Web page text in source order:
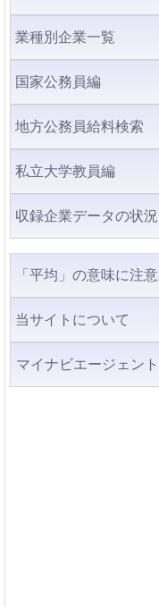
業種別企業一覧
国家公務員編
地方公務員給料検索
私立大学教員編
収録企業データの状況
「平均」の意味に注意
当サイトについて
マイナビエージェント